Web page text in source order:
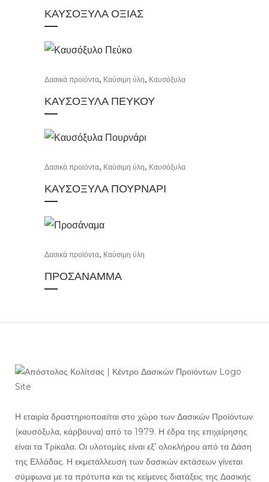
ΚΑΥΣΟΞΥΛΑ ΟΞΙΑΣ
Δασικά προϊόντα, Καύσιμη ύλη, Καυσόξυλα
ΚΑΥΣΟΞΥΛΑ ΠΕΥΚΟΥ
Δασικά προϊόντα, Καύσιμη ύλη, Καυσόξυλα
ΚΑΥΣΟΞΥΛΑ ΠΟΥΡΝΑΡΙ
Δασικά προϊόντα, Καύσιμη ύλη
ΠΡΟΣΑΝΑΜΜΑ
Η εταιρία δραστηριοποιείται στο χώρο των Δασικών Προϊόντων
(καυσόξυλα, κάρβουνα) από το 1979. Η έδρα της επιχείρησης
είναι τα Τρίκαλα. Οι υλοτομίες είναι εξ’ ολοκλήρου από τα Δάση
της Ελλάδας. Η εκμετάλλευση των δασικών εκτάσεων γίνεται
σύμφωνα με τα πρότυπα και τις κείμενες διατάξεις της Δασικής